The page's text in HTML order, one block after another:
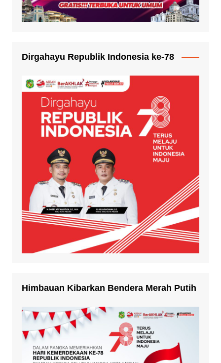
Dirgahayu Republik Indonesia ke-78
Himbauan Kibarkan Bendera Merah Putih